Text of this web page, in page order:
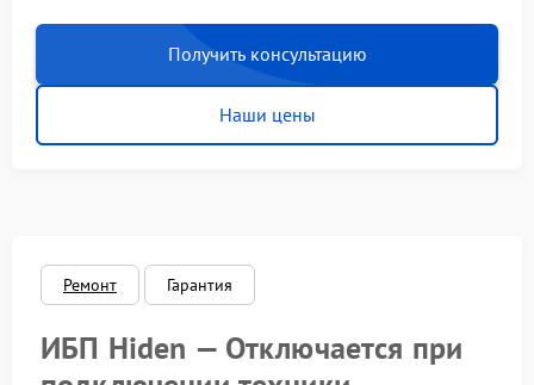
Получить консультацию
Наши цены
Ремонт Гарантия
ИБП Hiden — Отключается при